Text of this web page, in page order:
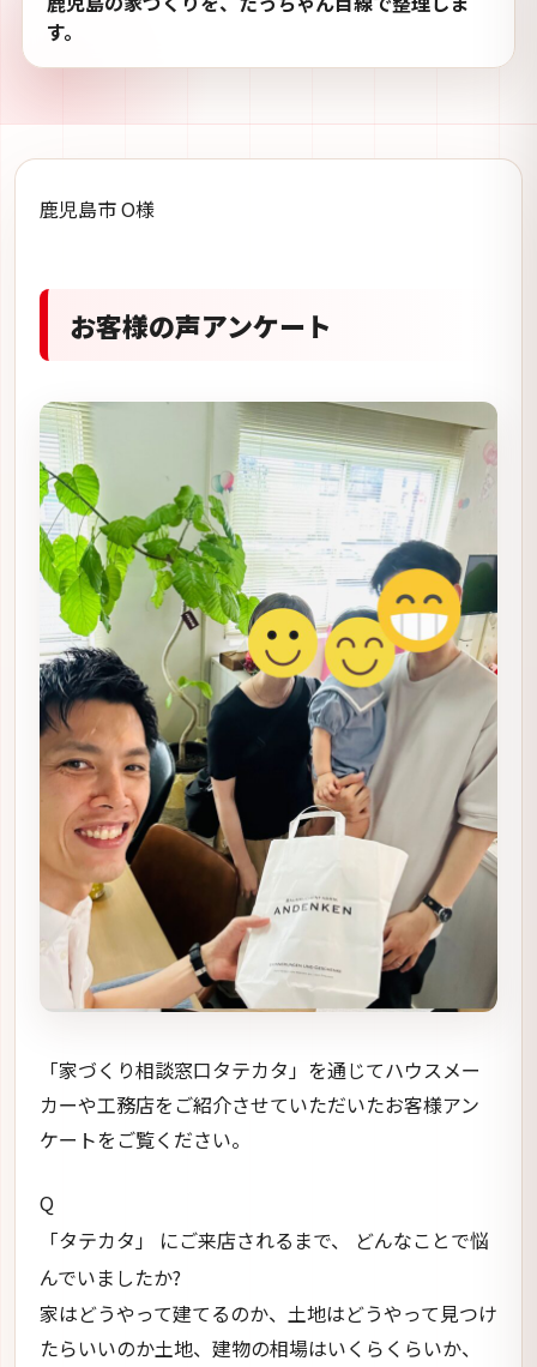
す。
鹿児島市 O様
お客様の声アンケート
「家づくり相談窓口タテカタ」を通じてハウスメー
カーや工務店をご紹介させていただいたお客様アン
ケートをご覧ください。
Q
「タテカタ」 にご来店されるまで、 どんなことで悩
んでいましたか?
家はどうやって建てるのか、土地はどうやって見つけ
たらいいのか土地、建物の相場はいくらくらいか、